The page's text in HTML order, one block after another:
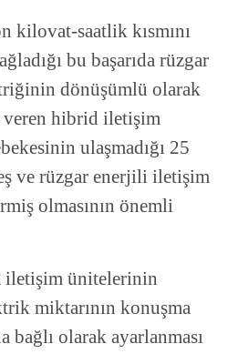
kilovat-saatlik kısmını
bu başarıda rüzgar
dönüşümlü olarak
veren hibrid iletişim
ulaşmadığı 25
ve rüzgar enerjili iletişim
olmasının önemli
iletişim ünitelerinin
miktarının konuşma
olarak ayarlanması